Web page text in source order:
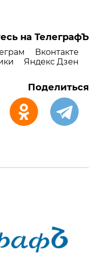
на ТелеграфЪ
Вконтакте
Яндекс Дзен
Поделиться